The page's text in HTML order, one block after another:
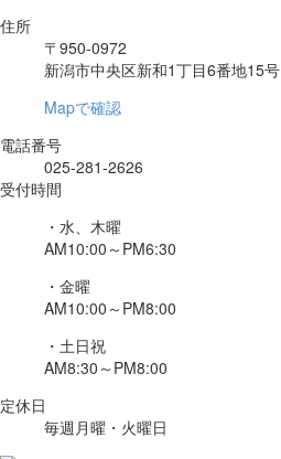
住所
〒950-0972
新潟市中央区新和1丁目6番地15号
Mapで確認
電話番号
025-281-2626
受付時間
・水、木曜
AM10:00～PM6:30
・金曜
AM10:00～PM8:00
・土日祝
AM8:30～PM8:00
定休日
毎週月曜・火曜日